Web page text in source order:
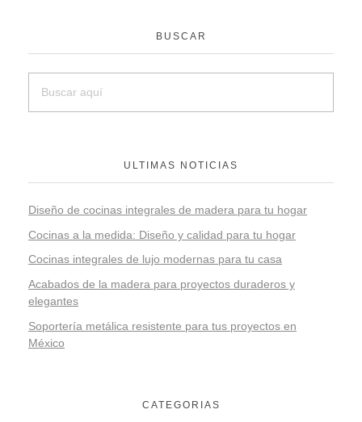
BUSCAR
ULTIMAS NOTICIAS
Diseño de cocinas integrales de madera para tu hogar
Cocinas a la medida: Diseño y calidad para tu hogar
Cocinas integrales de lujo modernas para tu casa
Acabados de la madera para proyectos duraderos y
elegantes
Soportería metálica resistente para tus proyectos en
México
CATEGORIAS